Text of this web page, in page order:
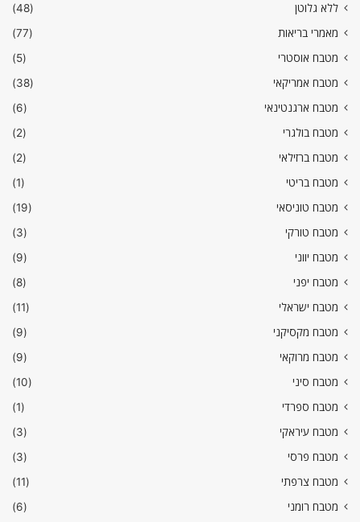
ללא גלוטן
(48)
מאמרי בריאות
(77)
מטבח אוסטרי
(5)
מטבח אמריקאי
(38)
מטבח ארגנטינאי
(6)
מטבח בולגרי
(2)
מטבח ברזילאי
(2)
מטבח בריטי
(1)
מטבח טוניסאי
(19)
מטבח טורקי
(3)
מטבח יווני
(9)
מטבח יפני
(8)
מטבח ישראלי
(11)
מטבח מקסיקני
(9)
מטבח מרוקאי
(9)
מטבח סיני
(10)
מטבח ספרדי
(1)
מטבח עיראקי
(3)
מטבח פרסי
(3)
מטבח צרפתי
(11)
מטבח רומני
(6)